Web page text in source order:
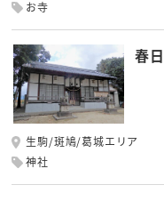
お寺
春
生駒/斑鳩/葛城エリア
神社